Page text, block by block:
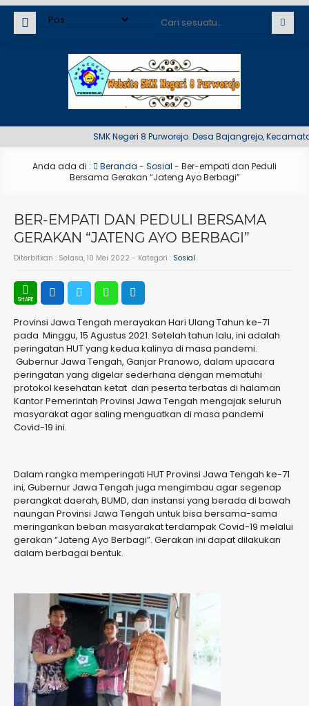
SMK Negeri 8 Purworejo. Desa Bajangrejo,
Anda ada di : Beranda - Sosial - Ber-empati dan Peduli
Bersama Gerakan “Jateng Ayo Berbagi”
BER-EMPATI DAN PEDULI BERSAMA
GERAKAN “JATENG AYO BERBAGI”
Diterbitkan : Selasa, 10 Mei 2022 - Kategori : Sosial
Provinsi Jawa Tengah merayakan Hari Ulang Tahun ke-71
pada Minggu, 15 Agustus 2021. Setelah tahun lalu, ini adalah
peringatan HUT yang kedua kalinya di masa pandemi.
Gubernur Jawa Tengah, Ganjar Pranowo, dalam upacara
peringatan yang digelar sederhana dengan mematuhi
protokol kesehatan ketat dan peserta terbatas di halaman
Kantor Pemerintah Provinsi Jawa Tengah mengajak seluruh
masyarakat agar saling menguatkan di masa pandemi
Covid-19 ini.
Dalam rangka memperingati HUT Provinsi Jawa Tengah ke-71
ini, Gubernur Jawa Tengah juga mengimbau agar segenap
perangkat daerah, BUMD, dan instansi yang berada di bawah
naungan Provinsi Jawa Tengah untuk bisa bersama-sama
meringankan beban masyarakat terdampak Covid-19 melalui
gerakan “Jateng Ayo Berbagi”. Gerakan ini dapat dilakukan
dalam berbagai bentuk.